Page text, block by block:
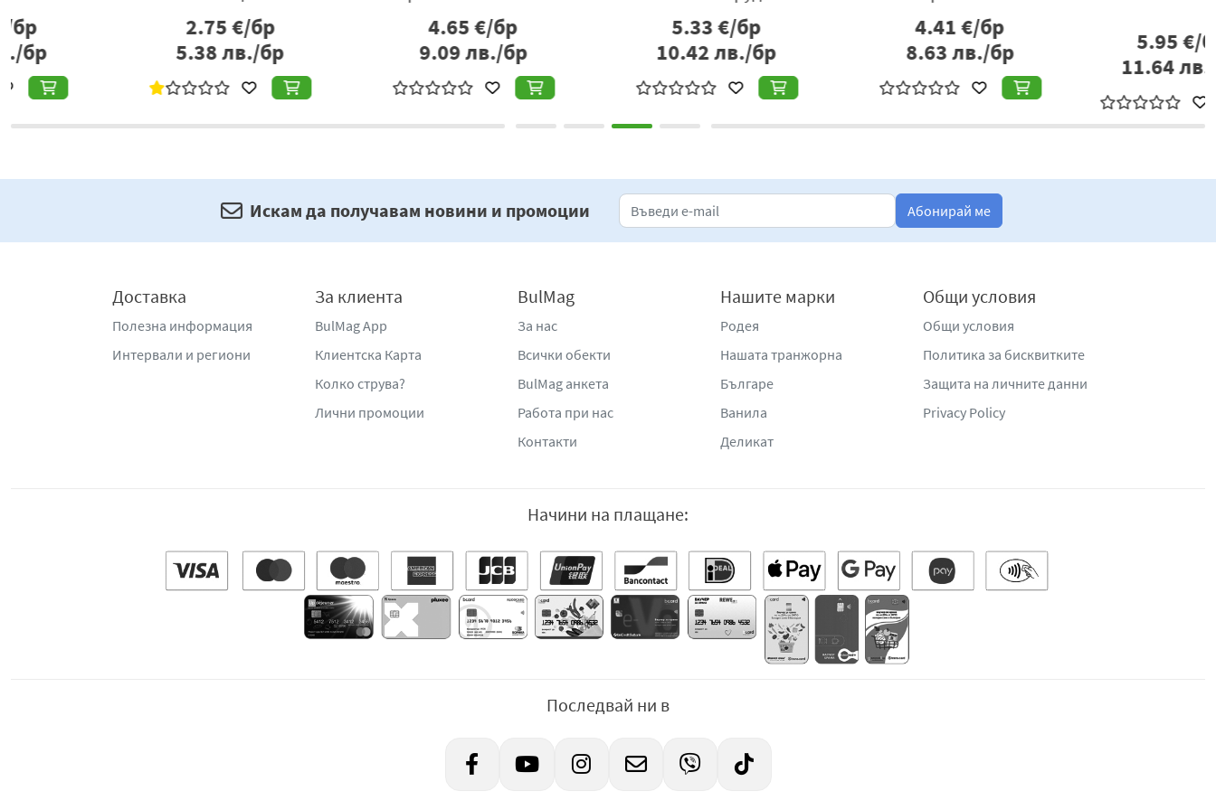
лв./бр лв./бр
€/бр
лв./бр лв./бр
€/бр
лв./бр
Искам да получавам новини и промоции Абонирай ме
Доставка
Полезна информация
Интервали и региони
За клиента
BulMag App
Клиентска Карта
Колко струва?
Лични промоции
BulMag
За нас
Всички обекти
BulMag анкета
Работа при нас
Контакти
Нашите марки
Родея
Нашата транжорна
Българе
Ванила
Деликат
Общи условия
Общи условия
Политика за бисквитките
Защита на личните данни
Privacy Policy
Начини на плащане:
Последвай ни в